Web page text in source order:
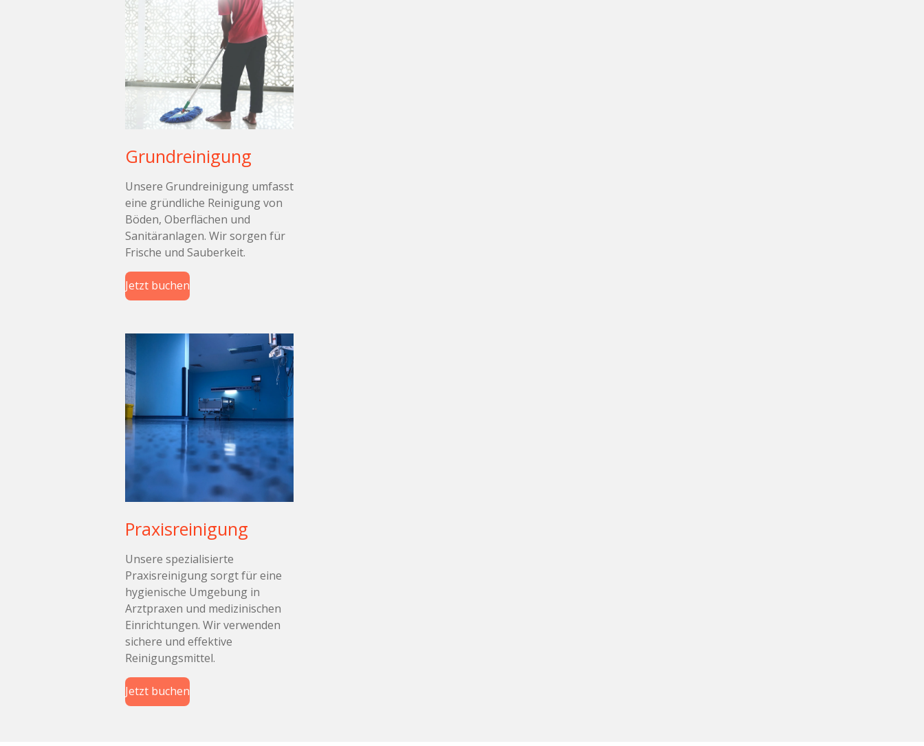
Grundreinigung
Unsere Grundreinigung umfasst
eine gründliche Reinigung von
Böden, Oberflächen und
Sanitäranlagen. Wir sorgen für
Frische und Sauberkeit.
Jetzt buchen
Praxisreinigung
Unsere spezialisierte
Praxisreinigung sorgt für eine
hygienische Umgebung in
Arztpraxen und medizinischen
Einrichtungen. Wir verwenden
sichere und effektive
Reinigungsmittel.
Jetzt buchen